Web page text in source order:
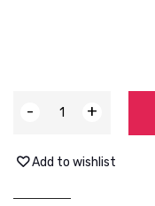
- +
Add to wishlist